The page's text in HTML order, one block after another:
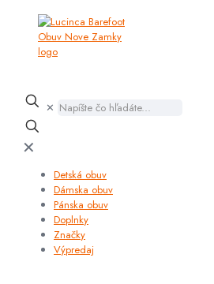
✕
✕
Detská obuv
Dámska obuv
Pánska obuv
Doplnky
Značky
Výpredaj